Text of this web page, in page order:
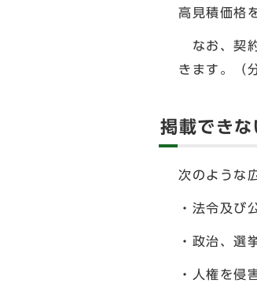
高見積価格
なお、契
きます。（
掲載できな
次のような
・法令及び
・政治、選
・人権を侵